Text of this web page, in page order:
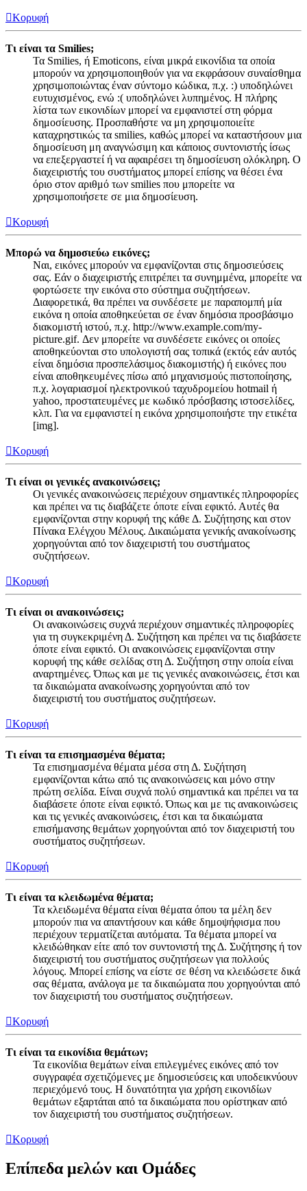
Κορυφή
Τι είναι τα Smilies;
Τα Smilies, ή Emoticons, είναι μικρά εικονίδια τα οποία
μπορούν να χρησιμοποιηθούν για να εκφράσουν συναίσθημα
χρησιμοποιώντας έναν σύντομο κώδικα, π.χ. :) υποδηλώνει
ευτυχισμένος, ενώ :( υποδηλώνει λυπημένος. Η πλήρης
λίστα των εικονιδίων μπορεί να εμφανιστεί στη φόρμα
δημοσίευσης. Προσπαθήστε να μη χρησιμοποιείτε
καταχρηστικώς τα smilies, καθώς μπορεί να καταστήσουν μια
δημοσίευση μη αναγνώσιμη και κάποιος συντονιστής ίσως
να επεξεργαστεί ή να αφαιρέσει τη δημοσίευση ολόκληρη. Ο
διαχειριστής του συστήματος μπορεί επίσης να θέσει ένα
όριο στον αριθμό των smilies που μπορείτε να
χρησιμοποιήσετε σε μια δημοσίευση.
Κορυφή
Μπορώ να δημοσιεύω εικόνες;
Ναι, εικόνες μπορούν να εμφανίζονται στις δημοσιεύσεις
σας. Εάν ο διαχειριστής επιτρέπει τα συνημμένα, μπορείτε να
φορτώσετε την εικόνα στο σύστημα συζητήσεων.
Διαφορετικά, θα πρέπει να συνδέσετε με παραπομπή μία
εικόνα η οποία αποθηκεύεται σε έναν δημόσια προσβάσιμο
διακομιστή ιστού, π.χ. http://www.example.com/my-
picture.gif. Δεν μπορείτε να συνδέσετε εικόνες οι οποίες
αποθηκεύονται στο υπολογιστή σας τοπικά (εκτός εάν αυτός
είναι δημόσια προσπελάσιμος διακομιστής) ή εικόνες που
είναι αποθηκευμένες πίσω από μηχανισμούς πιστοποίησης,
π.χ. λογαριασμοί ηλεκτρονικού ταχυδρομείου hotmail ή
yahoo, προστατευμένες με κωδικό πρόσβασης ιστοσελίδες,
κλπ. Για να εμφανιστεί η εικόνα χρησιμοποιήστε την ετικέτα
[img].
Κορυφή
Τι είναι οι γενικές ανακοινώσεις;
Οι γενικές ανακοινώσεις περιέχουν σημαντικές πληροφορίες
και πρέπει να τις διαβάζετε όποτε είναι εφικτό. Αυτές θα
εμφανίζονται στην κορυφή της κάθε Δ. Συζήτησης και στον
Πίνακα Ελέγχου Μέλους. Δικαιώματα γενικής ανακοίνωσης
χορηγούνται από τον διαχειριστή του συστήματος
συζητήσεων.
Κορυφή
Τι είναι οι ανακοινώσεις;
Οι ανακοινώσεις συχνά περιέχουν σημαντικές πληροφορίες
για τη συγκεκριμένη Δ. Συζήτηση και πρέπει να τις διαβάσετε
όποτε είναι εφικτό. Οι ανακοινώσεις εμφανίζονται στην
κορυφή της κάθε σελίδας στη Δ. Συζήτηση στην οποία είναι
αναρτημένες. Όπως και με τις γενικές ανακοινώσεις, έτσι και
τα δικαιώματα ανακοίνωσης χορηγούνται από τον
διαχειριστή του συστήματος συζητήσεων.
Κορυφή
Τι είναι τα επισημασμένα θέματα;
Τα επισημασμένα θέματα μέσα στη Δ. Συζήτηση
εμφανίζονται κάτω από τις ανακοινώσεις και μόνο στην
πρώτη σελίδα. Είναι συχνά πολύ σημαντικά και πρέπει να τα
διαβάσετε όποτε είναι εφικτό. Όπως και με τις ανακοινώσεις
και τις γενικές ανακοινώσεις, έτσι και τα δικαιώματα
επισήμανσης θεμάτων χορηγούνται από τον διαχειριστή του
συστήματος συζητήσεων.
Κορυφή
Τι είναι τα κλειδωμένα θέματα;
Τα κλειδωμένα θέματα είναι θέματα όπου τα μέλη δεν
μπορούν πια να απαντήσουν και κάθε δημοψήφισμα που
περιέχουν τερματίζεται αυτόματα. Τα θέματα μπορεί να
κλειδώθηκαν είτε από τον συντονιστή της Δ. Συζήτησης ή τον
διαχειριστή του συστήματος συζητήσεων για πολλούς
λόγους. Μπορεί επίσης να είστε σε θέση να κλειδώσετε δικά
σας θέματα, ανάλογα με τα δικαιώματα που χορηγούνται από
τον διαχειριστή του συστήματος συζητήσεων.
Κορυφή
Τι είναι τα εικονίδια θεμάτων;
Τα εικονίδια θεμάτων είναι επιλεγμένες εικόνες από τον
συγγραφέα σχετιζόμενες με δημοσιεύσεις και υποδεικνύουν
περιεχόμενό τους. Η δυνατότητα για χρήση εικονιδίων
θεμάτων εξαρτάται από τα δικαιώματα που ορίστηκαν από
τον διαχειριστή του συστήματος συζητήσεων.
Κορυφή
Επίπεδα μελών και Ομάδες